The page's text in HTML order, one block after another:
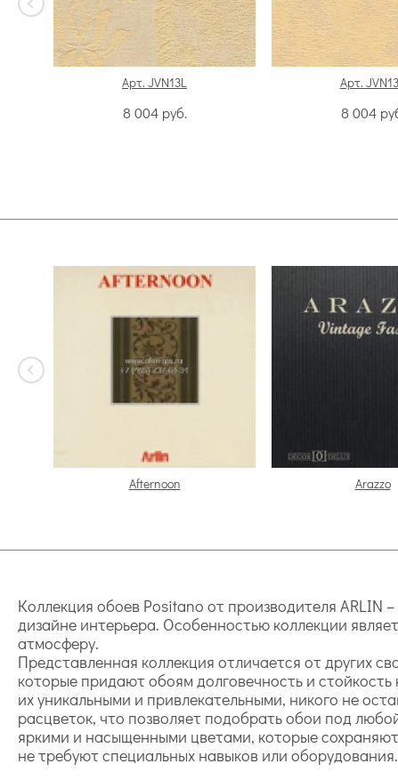
Арт. JVN13L
8 004 руб.
Арт.
8 004
Afternoon Arazzo
Коллекция обоев Positano от производителя ARLIN
дизайне интерьера. Особенностью коллекции
атмосферу.
Представленная коллекция отличается от других
которые придают обоям долговечность и
их уникальными и привлекательными, никого не
расцветок, что позволяет подобрать обои под
яркими и насыщенными цветами, которые
не требуют специальных навыков или оборудования.